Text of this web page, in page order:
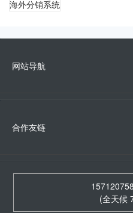
海外分销系统
网站导航
合作友链
(全天候